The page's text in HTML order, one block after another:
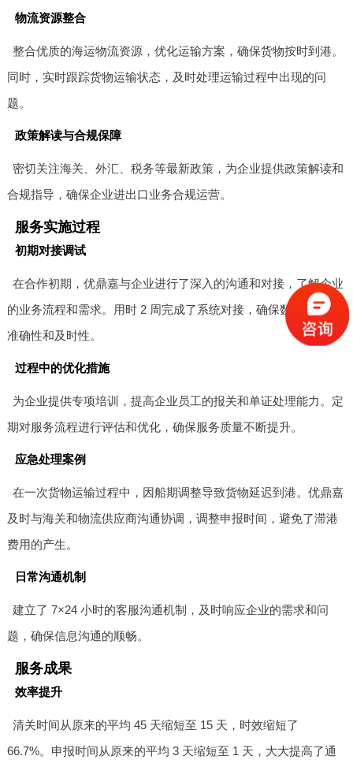
物流资源整合
整合优质的海运物流资源，优化运输方案，确保货物按时到港。
同时，实时跟踪货物运输状态，及时处理运输过程中出现的问
题。
政策解读与合规保障
密切关注海关、外汇、税务等最新政策，为企业提供政策解读和
合规指导，确保企业进出口业务合规运营。
服务实施过程
初期对接调试
在合作初期，优鼎嘉与企业进行了深入的沟通和对接，了解企业
的业务流程和需求。用时 2 周完成了系统对接，确保数据传输的
准确性和及时性。
过程中的优化措施
为企业提供专项培训，提高企业员工的报关和单证处理能力。定
期对服务流程进行评估和优化，确保服务质量不断提升。
应急处理案例
在一次货物运输过程中，因船期调整导致货物延迟到港。优鼎嘉
及时与海关和物流供应商沟通协调，调整申报时间，避免了滞港
费用的产生。
日常沟通机制
建立了 7×24 小时的客服沟通机制，及时响应企业的需求和问
题，确保信息沟通的顺畅。
服务成果
效率提升
清关时间从原来的平均 45 天缩短至 15 天，时效缩短了
66.7%。申报时间从原来的平均 3 天缩短至 1 天，大大提高了通